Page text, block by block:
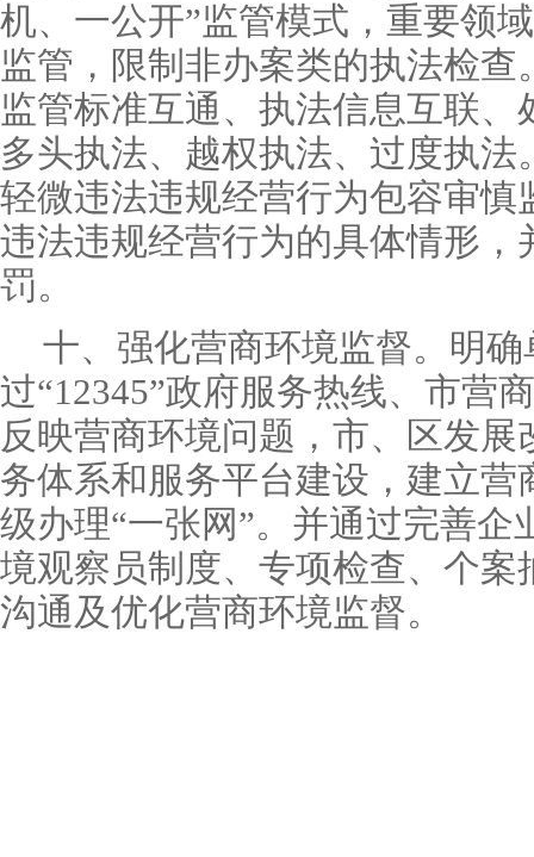
机、一公开”监管模式，重要领
监管，限制非办案类的执法检查
监管标准互通、执法信息互联、
多头执法、越权执法、过度执法
轻微违法违规经营行为包容审慎
违法违规经营行为的具体情形，
罚。
十、强化营商环境监督。明
过“12345”政府服务热线、市营
反映营商环境问题，市、区发展
务体系和服务平台建设，建立营
级办理“一张网”。并通过完善企
境观察员制度、专项检查、个案
沟通及优化营商环境监督。